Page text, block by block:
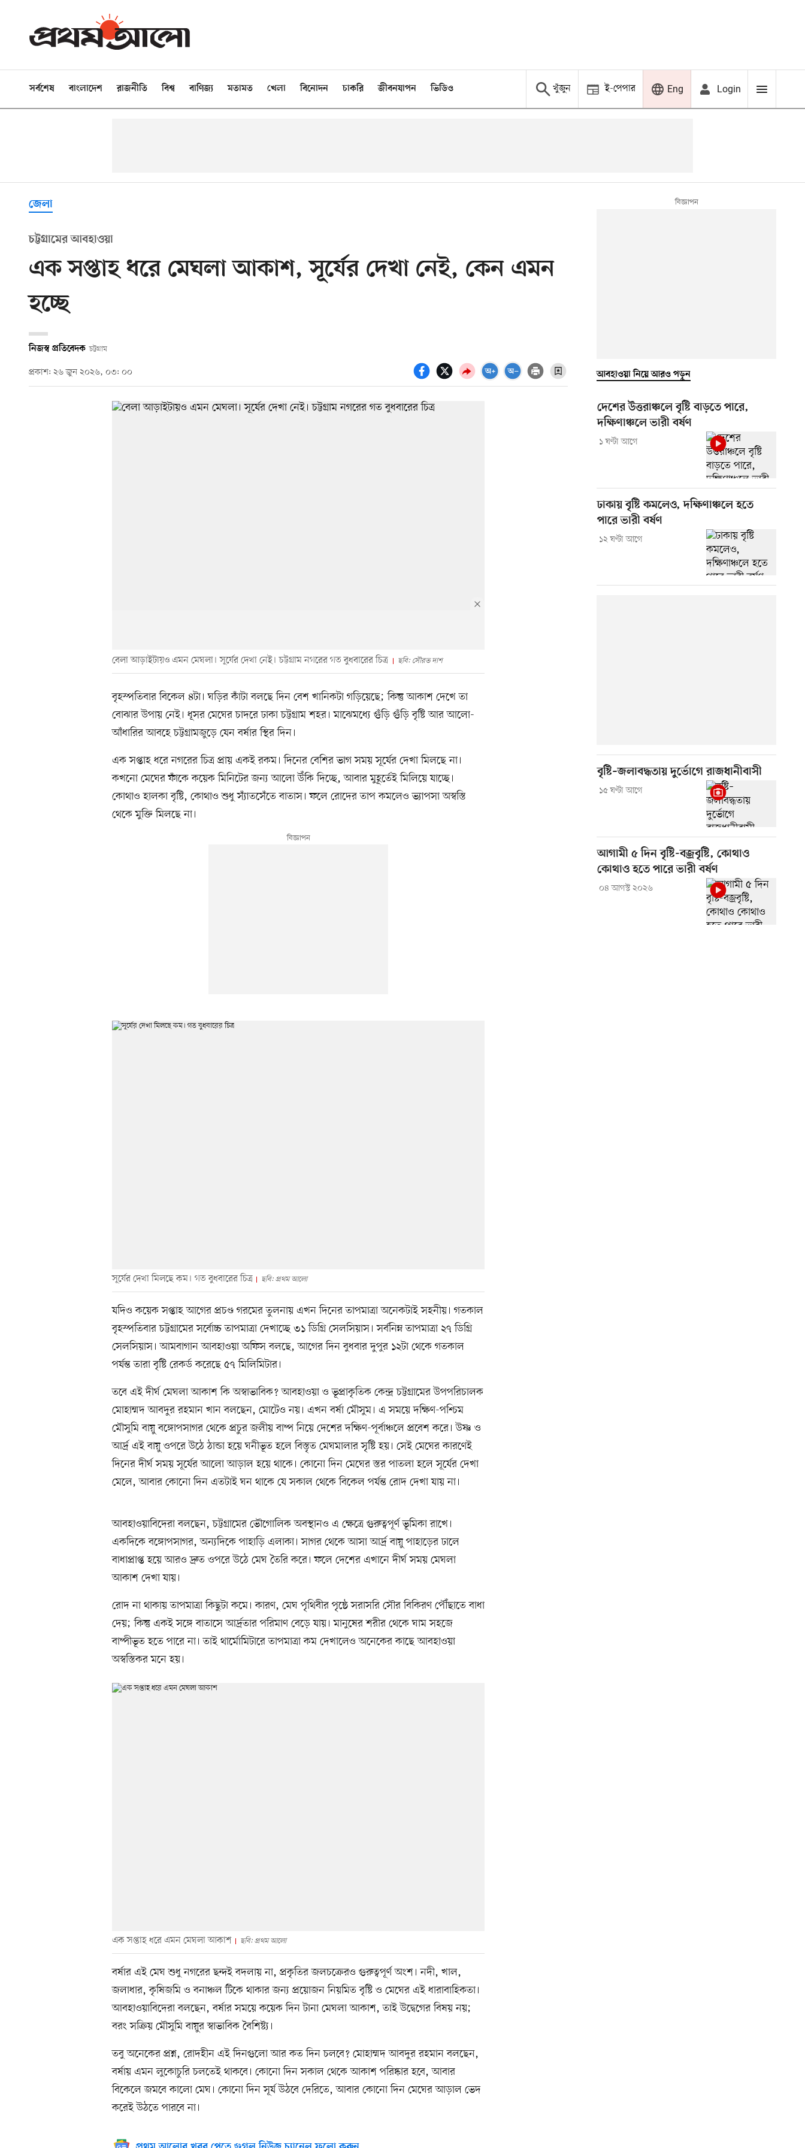
সর্বশেষ বাংলাদেশ রাজনীতি বিশ্ব বাণিজ্য মতামত খেলা বিনোদন চাকরি জীবনযাপন ভিডিও খুঁজুন ই-পেপার Eng Login
জেলা
চট্টগ্রামের আবহাওয়া
এক সপ্তাহ ধরে মেঘলা আকাশ, সূর্যের দেখা নেই, কেন এমন
হচ্ছে
নিজস্ব প্রতিবেদক চট্টগ্রাম
প্রকাশ: ২৬ জুন ২০২৬, ০৩: ০০
বেলা আড়াইটায়ও এমন মেঘলা। সূর্যের দেখা নেই। চট্টগ্রাম নগরের গত বুধবারের চিত্র ছবি: সৌরভ দাশ
বৃহস্পতিবার বিকেল ৪টা। ঘড়ির কাঁটা বলছে দিন বেশ খানিকটা গড়িয়েছে; কিন্তু আকাশ দেখে তা
বোঝার উপায় নেই। ধূসর মেঘের চাদরে ঢাকা চট্টগ্রাম শহর। মাঝেমধ্যে গুঁড়ি গুঁড়ি বৃষ্টি আর আলো-
আঁধারির আবহে চট্টগ্রামজুড়ে যেন বর্ষার স্থির দিন।
এক সপ্তাহ ধরে নগরের চিত্র প্রায় একই রকম। দিনের বেশির ভাগ সময় সূর্যের দেখা মিলছে না।
কখনো মেঘের ফাঁকে কয়েক মিনিটের জন্য আলো উঁকি দিচ্ছে, আবার মুহূর্তেই মিলিয়ে যাচ্ছে।
কোথাও হালকা বৃষ্টি, কোথাও শুধু স্যাঁতসেঁতে বাতাস। ফলে রোদের তাপ কমলেও ভ্যাপসা অস্বস্তি
থেকে মুক্তি মিলছে না।
সূর্যের দেখা মিলছে কম। গত বুধবারের চিত্র ছবি: প্রথম আলো
যদিও কয়েক সপ্তাহ আগের প্রচণ্ড গরমের তুলনায় এখন দিনের তাপমাত্রা অনেকটাই সহনীয়। গতকাল
বৃহস্পতিবার চট্টগ্রামের সর্বোচ্চ তাপমাত্রা দেখাচ্ছে ৩১ ডিগ্রি সেলসিয়াস। সর্বনিম্ন তাপমাত্রা ২৭ ডিগ্রি
সেলসিয়াস। আমবাগান আবহাওয়া অফিস বলছে, আগের দিন বুধবার দুপুর ১২টা থেকে গতকাল
পর্যন্ত তারা বৃষ্টি রেকর্ড করেছে ৫৭ মিলিমিটার।
তবে এই দীর্ঘ মেঘলা আকাশ কি অস্বাভাবিক? আবহাওয়া ও ভূপ্রাকৃতিক কেন্দ্র চট্টগ্রামের উপপরিচালক
মোহাম্মদ আবদুর রহমান খান বলছেন, মোটেও নয়। এখন বর্ষা মৌসুম। এ সময়ে দক্ষিণ-পশ্চিম
মৌসুমি বায়ু বঙ্গোপসাগর থেকে প্রচুর জলীয় বাষ্প নিয়ে দেশের দক্ষিণ-পূর্বাঞ্চলে প্রবেশ করে। উষ্ণ ও
আর্দ্র এই বায়ু ওপরে উঠে ঠান্ডা হয়ে ঘনীভূত হলে বিস্তৃত মেঘমালার সৃষ্টি হয়। সেই মেঘের কারণেই
দিনের দীর্ঘ সময় সূর্যের আলো আড়াল হয়ে থাকে। কোনো দিন মেঘের স্তর পাতলা হলে সূর্যের দেখা
মেলে, আবার কোনো দিন এতটাই ঘন থাকে যে সকাল থেকে বিকেল পর্যন্ত রোদ দেখা যায় না।
আবহাওয়াবিদেরা বলছেন, চট্টগ্রামের ভৌগোলিক অবস্থানও এ ক্ষেত্রে গুরুত্বপূর্ণ ভূমিকা রাখে।
একদিকে বঙ্গোপসাগর, অন্যদিকে পাহাড়ি এলাকা। সাগর থেকে আসা আর্দ্র বায়ু পাহাড়ের ঢালে
বাধাপ্রাপ্ত হয়ে আরও দ্রুত ওপরে উঠে মেঘ তৈরি করে। ফলে দেশের এখানে দীর্ঘ সময় মেঘলা
আকাশ দেখা যায়।
রোদ না থাকায় তাপমাত্রা কিছুটা কমে। কারণ, মেঘ পৃথিবীর পৃষ্ঠে সরাসরি সৌর বিকিরণ পৌঁছাতে বাধা
দেয়; কিন্তু একই সঙ্গে বাতাসে আর্দ্রতার পরিমাণ বেড়ে যায়। মানুষের শরীর থেকে ঘাম সহজে
বাষ্পীভূত হতে পারে না। তাই থার্মোমিটারে তাপমাত্রা কম দেখালেও অনেকের কাছে আবহাওয়া
অস্বস্তিকর মনে হয়।
এক সপ্তাহ ধরে এমন মেঘলা আকাশ ছবি: প্রথম আলো
বর্ষার এই মেঘ শুধু নগরের ছন্দই বদলায় না, প্রকৃতির জলচক্রেরও গুরুত্বপূর্ণ অংশ। নদী, খাল,
জলাধার, কৃষিজমি ও বনাঞ্চল টিকে থাকার জন্য প্রয়োজন নিয়মিত বৃষ্টি ও মেঘের এই ধারাবাহিকতা।
আবহাওয়াবিদেরা বলছেন, বর্ষার সময়ে কয়েক দিন টানা মেঘলা আকাশ, তাই উদ্বেগের বিষয় নয়;
বরং সক্রিয় মৌসুমি বায়ুর স্বাভাবিক বৈশিষ্ট্য।
তবু অনেকের প্রশ্ন, রোদহীন এই দিনগুলো আর কত দিন চলবে? মোহাম্মদ আবদুর রহমান বলছেন,
বর্ষায় এমন লুকোচুরি চলতেই থাকবে। কোনো দিন সকাল থেকে আকাশ পরিষ্কার হবে, আবার
বিকেলে জমবে কালো মেঘ। কোনো দিন সূর্য উঠবে দেরিতে, আবার কোনো দিন মেঘের আড়াল ভেদ
করেই উঠতে পারবে না।
আবহাওয়া নিয়ে আরও পড়ুন
দেশের উত্তরাঞ্চলে বৃষ্টি বাড়তে পারে,
দক্ষিণাঞ্চলে ভারী বর্ষণ
১ ঘণ্টা আগে
ঢাকায় বৃষ্টি কমলেও, দক্ষিণাঞ্চলে হতে
পারে ভারী বর্ষণ
১২ ঘণ্টা আগে
বৃষ্টি–জলাবদ্ধতায় দুর্ভোগে রাজধানীবাসী
১৫ ঘণ্টা আগে
আগামী ৫ দিন বৃষ্টি-বজ্রবৃষ্টি, কোথাও
কোথাও হতে পারে ভারী বর্ষণ
০৪ আগস্ট ২০২৬